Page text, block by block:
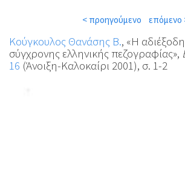
< προηγούμενο επόμενο
Κούγκουλος Θανάσης Β., «Η
σύγχρονης ελληνικής πεζογραφίας»,
16 (Άνοιξη-Καλοκαίρι 2001), σ. 1-2